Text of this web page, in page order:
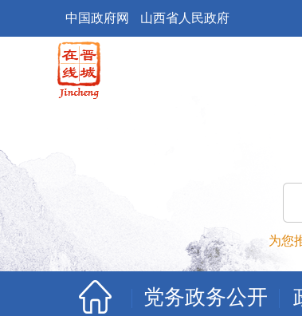
中国政府网 山西省人民政府
为您
党务政务公开